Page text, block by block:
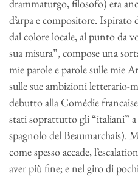
drammaturgo, filosofo) era
d’arpa e compositore.
dal colore locale, al punto da
sua misura”, compose una
mie parole e parole sulle mie
sulle sue ambizioni letterario-
debutto alla Comédie
stati soprattutto gli “italiani”
spagnolo del Beaumarchais).
come spesso accade,
aver più fine; e nel giro di